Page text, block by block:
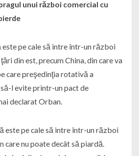
unui război comercial cu
este pe cale să intre într-un război
din est, precum China, din care va
care preşedinţia rotativă a
l evite printr-un pact de
declarat Orban.
este pe cale să intre într-un război
care nu poate decât să piardă.